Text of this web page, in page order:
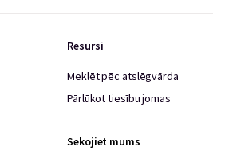
Resursi
Meklēt pēc atslēgvārda
Pārlūkot tiesību jomas
Sekojiet mums